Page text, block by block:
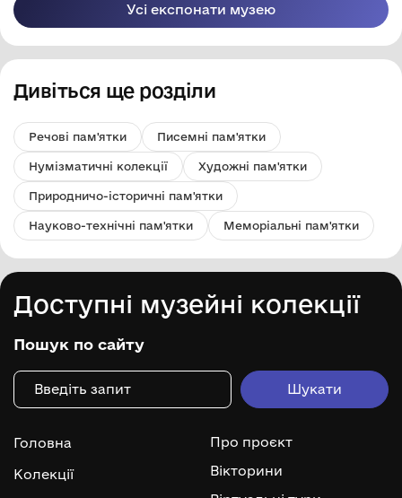
Усі експонати музею
Дивіться ще розділи
Речові пам'ятки Писемні пам'ятки
Нумізматичні колекції Художні пам'ятки
Природничо-історичні пам'ятки
Науково-технічні пам'ятки Меморіальні пам'ятки
Доступні музейні колекції
Пошук по сайту
Головна
Колекції
Про проєкт
Вікторини